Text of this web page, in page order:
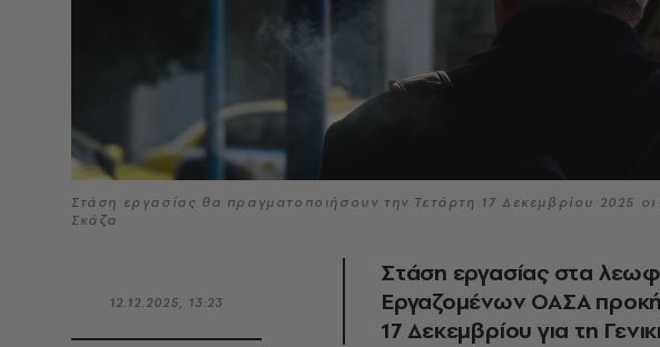
Στάση εργασίας θα πραγματοποιήσουν την Τετάρτη 17 Δεκεμβρίου 2025
Σκάζα
12.12.2025, 13:23
Στάση εργασίας στα
Εργαζομένων ΟΑΣΑ
17 Δεκεμβρίου για τη